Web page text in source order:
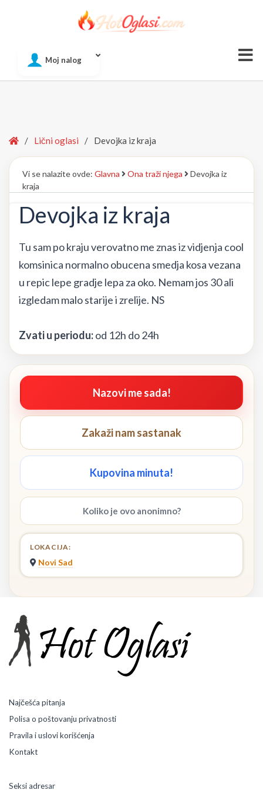
Moj nalog
Home
/ Lični oglasi / Devojka iz kraja
Vi se nalazite ovde: Glavna Ona traži njega
Devojka iz
kraja
Devojka iz kraja
Tu sam po kraju verovatno me znas iz vidjenja cool
komsinica normalno obucena smedja kosa vezana
u repic lepe gradje lepa za oko. Nemam jos 30 ali
izgledam malo starije i zrelije. NS
Zvati u periodu:od 12h do 24h
Nazovi me sada!
Zakaži nam sastanak
Kupovina minuta!
Koliko je ovo anonimno?
LOKACIJA:
Novi Sad
Najčešća pitanja
Polisa o poštovanju privatnosti
Pravila i uslovi korišćenja
Kontakt
Seksi adresar